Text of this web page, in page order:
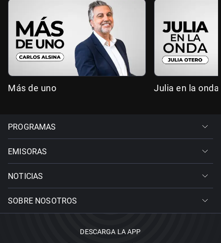
Más de uno Julia en la onda
PROGRAMAS
EMISORAS
NOTICIAS
SOBRE NOSOTROS
DESCARGA LA APP